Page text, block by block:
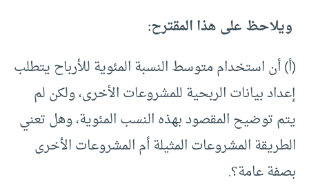
ويلاحظ على هذا المقترح:
(أ) أن استخدام متوسط النسبة المئوية للأرباح يتطلب
إعداد بيانات الربحية للمشروعات الأخرى، ولكن لم
يتم توضيح المقصود بهذه النسب المئوية، وهل تعني
الطريقة المشروعات المثيلة أم المشروعات الأخرى
بصفة عامة؟.